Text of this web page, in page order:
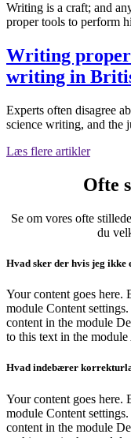
Writing is a craft; and
proper tools to perform
Writing proper
writing in
Experts often disagree
science writing, and the
Læs flere artikler
Ofte
Se om vores ofte
du
Hvad sker der hvis jeg ikke
Your content goes here.
module Content
content in the module
to this text in the module
Hvad indebærer
Your content goes here.
module Content
content in the module